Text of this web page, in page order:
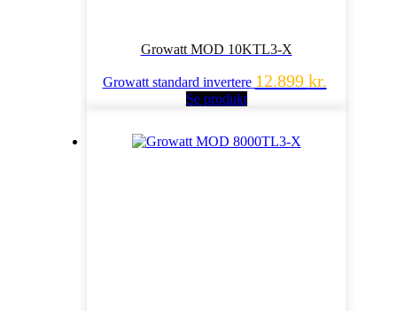
Growatt MOD 10KTL3-X
Growatt standard invertere 12.899 kr.
Se produkt